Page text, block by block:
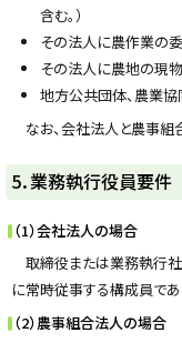
含む。）
その法人に農作業の
その法人に農地の現
地方公共団体、農業
なお、会社法人と農事組
ト
ッ
プ
戻
5．業務執行役員要件
（1）会社法人の場合
取締役または業務執行社
に常時従事する構成員であ
（2）農事組合法人の場合